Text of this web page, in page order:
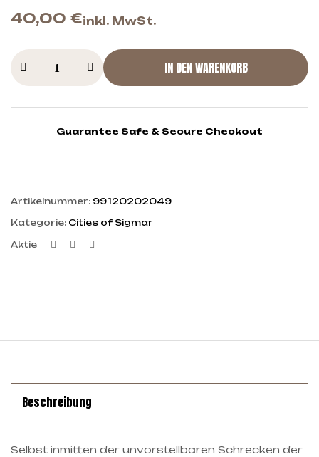
40,00 €inkl. MwSt.
IN DEN WARENKORB
Guarantee Safe & Secure Checkout
Artikelnummer: 99120202049
Kategorie: Cities of Sigmar
Aktie Facebook
Twitter
Beschreibung
Selbst inmitten der unvorstellbaren Schrecken der